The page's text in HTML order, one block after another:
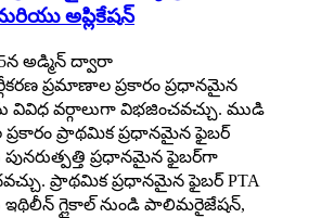
అప్లికేషన్
అడ్మిన్ ద్వారా
ప్రమాణాల ప్రకారం ప్రధానమైన
వివిధ వర్గాలుగా విభజించవచ్చు. ముడి
ప్రకారం ప్రాథమిక ప్రధానమైన ఫైబర్
ప్రధానమైన ఫైబర్‌గా
ప్రాథమిక ప్రధానమైన ఫైబర్ PTA
గ్లైకాల్ నుండి పాలిమరైజేషన్,